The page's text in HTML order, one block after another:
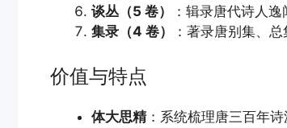
谈丛（5 卷）
：辑录唐代诗人
集录（4 卷）
：著录唐别集、
价值与特点
体大思精：系统梳理唐三百年